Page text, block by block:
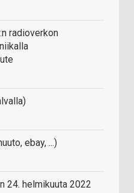
radioverkon
ebay, ...)
24. helmikuuta 2022